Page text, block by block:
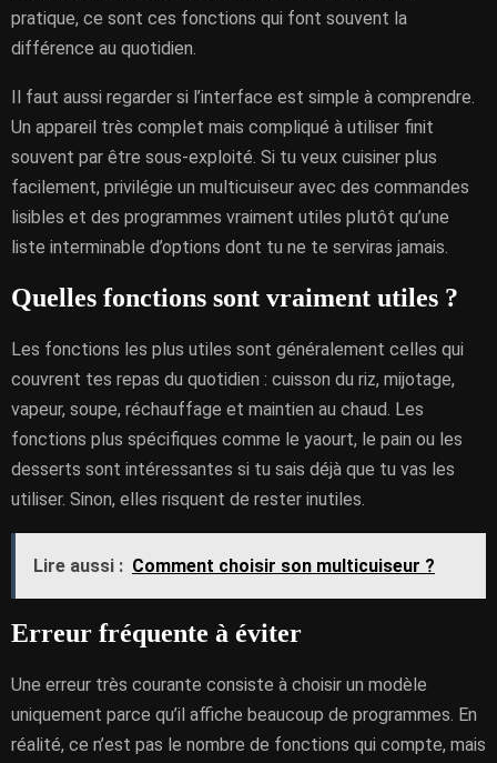
pratique, ce sont ces fonctions qui font souvent la
différence au quotidien.
Il faut aussi regarder si l’interface est simple à comprendre.
Un appareil très complet mais compliqué à utiliser finit
souvent par être sous-exploité. Si tu veux cuisiner plus
facilement, privilégie un multicuiseur avec des commandes
lisibles et des programmes vraiment utiles plutôt qu’une
liste interminable d’options dont tu ne te serviras jamais.
Quelles fonctions sont vraiment utiles ?
Les fonctions les plus utiles sont généralement celles qui
couvrent tes repas du quotidien : cuisson du riz, mijotage,
vapeur, soupe, réchauffage et maintien au chaud. Les
fonctions plus spécifiques comme le yaourt, le pain ou les
desserts sont intéressantes si tu sais déjà que tu vas les
utiliser. Sinon, elles risquent de rester inutiles.
Lire aussi : Comment choisir son multicuiseur ?
Erreur fréquente à éviter
Une erreur très courante consiste à choisir un modèle
uniquement parce qu’il affiche beaucoup de programmes. En
réalité, ce n’est pas le nombre de fonctions qui compte, mais